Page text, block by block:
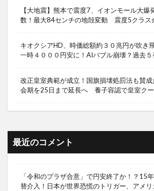
【大地震】熊本で震度7、イオンモール大爆
数！最大84センチの地殻変動 震度5クラス
キオクシアHD、時価総額約３０兆円が吹き
一時４０００円安に！AIバブル崩壊？過去
改正皇室典範が成立！国旗損壊処罰法も賛
会期を25日まで延長へ 養子容認で皇室ク
最近のコメント
「令和のプラザ合意」で円安終了か！？15
替介入！日本が世界恐慌のトリガー、アメ